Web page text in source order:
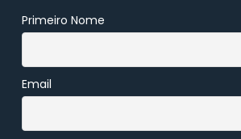
Primeiro Nome
Email